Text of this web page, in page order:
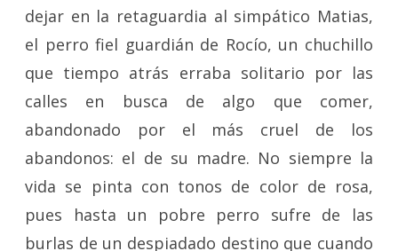
dejar en la retaguardia al simpático Matias,
el perro fiel guardián de Rocío, un chuchillo
que tiempo atrás erraba solitario por las
calles en busca de algo que comer,
abandonado por el más cruel de los
abandonos: el de su madre. No siempre la
vida se pinta con tonos de color de rosa,
pues hasta un pobre perro sufre de las
burlas de un despiadado destino que cuando